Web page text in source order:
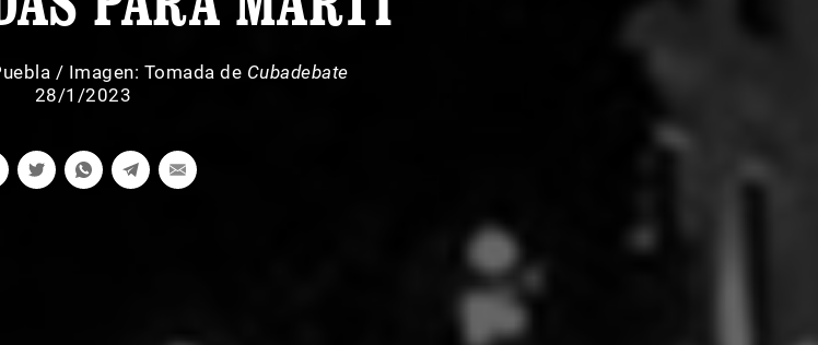
/ Imagen: Tomada de Cubadebate
28/1/2023